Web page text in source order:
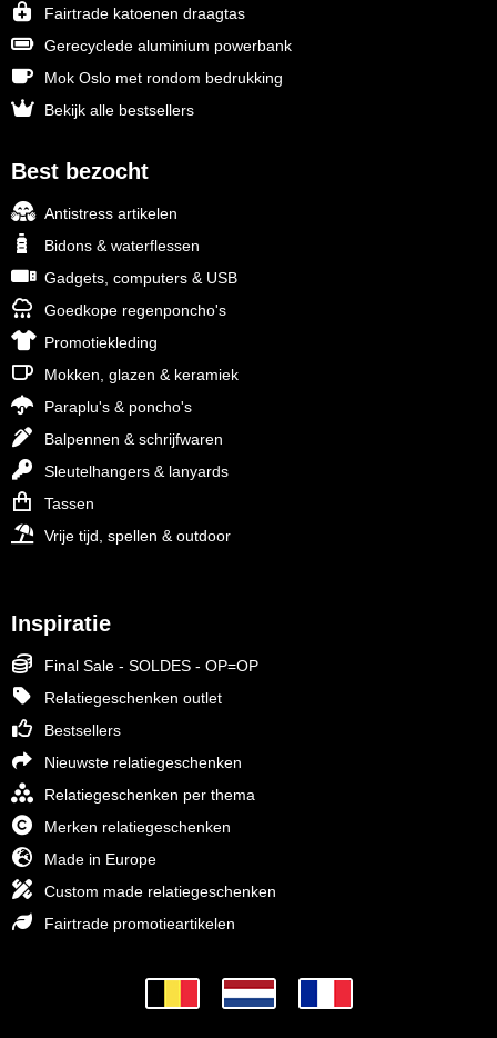
Fairtrade katoenen draagtas
Gerecyclede aluminium powerbank
Mok Oslo met rondom bedrukking
Bekijk alle bestsellers
Best bezocht
Antistress artikelen
Bidons & waterflessen
Gadgets, computers & USB
Goedkope regenponcho's
Promotiekleding
Mokken, glazen & keramiek
Paraplu's & poncho's
Balpennen & schrijfwaren
Sleutelhangers & lanyards
Tassen
Vrije tijd, spellen & outdoor
Inspiratie
Final Sale - SOLDES - OP=OP
Relatiegeschenken outlet
Bestsellers
Nieuwste relatiegeschenken
Relatiegeschenken per thema
Merken relatiegeschenken
Made in Europe
Custom made relatiegeschenken
Fairtrade promotieartikelen